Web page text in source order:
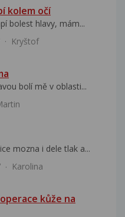
kolem očí
bolest hlavy, mám...
Kryštof
bolí mě v oblasti...
mozna i dele tlak a...
Karolina
kůže na